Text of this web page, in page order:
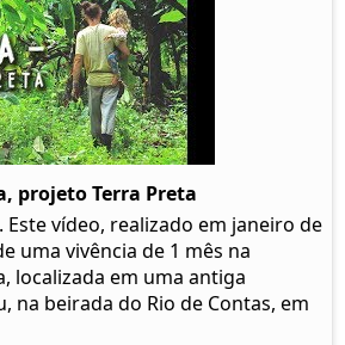
projeto Terra Preta
Este vídeo, realizado em janeiro de
uma vivência de 1 mês na
localizada em uma antiga
na beirada do Rio de Contas, em